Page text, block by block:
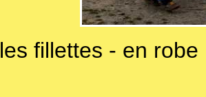
les fillettes - en